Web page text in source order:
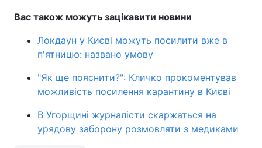
Вас також можуть зацікавити новини
Локдаун у Києві можуть посилити вже в
п'ятницю: названо умову
"Як ще пояснити?": Кличко прокоментував
можливість посилення карантину в Києві
В Угорщині журналісти скаржаться на
урядову заборону розмовляти з медиками